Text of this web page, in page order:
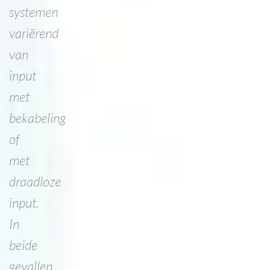
systemen
variërend
van
input
met
bekabeling
of
met
draadloze
input.
In
beide
gevallen